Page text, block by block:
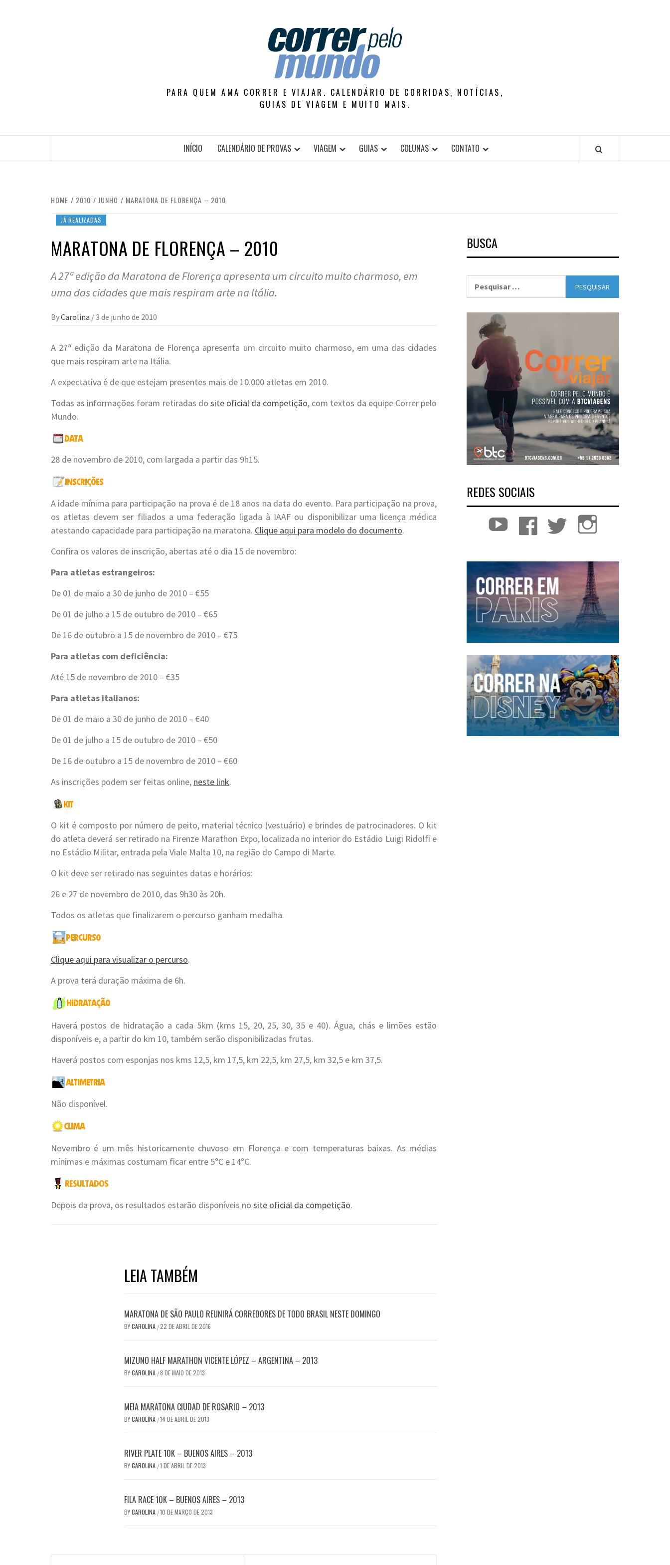
PARA QUEM AMA CORRER E VIAJAR. CALENDÁRIO DE CORRIDAS, NOTÍCIAS,
GUIAS DE VIAGEM E MUITO MAIS.
INÍCIO CALENDÁRIO DE PROVAS VIAGEM GUIAS COLUNAS CONTATO
HOME 2010 JUNHO MARATONA DE FLORENÇA – 2010
JÁ REALIZADAS
MARATONA DE FLORENÇA – 2010
A 27ª edição da Maratona de Florença apresenta um circuito muito charmoso, em
uma das cidades que mais respiram arte na Itália.
ByCarolina / 3 de junho de 2010
A 27ª edição da Maratona de Florença apresenta um circuito muito charmoso, em uma das cidades
que mais respiram arte na Itália.
A expectativa é de que estejam presentes mais de 10.000 atletas em 2010.
Todas as informações foram retiradas do site oficial da competição, com textos da equipe Correr pelo
Mundo.
28 de novembro de 2010, com largada a partir das 9h15.
A idade mínima para participação na prova é de 18 anos na data do evento. Para participação na prova,
os atletas devem ser filiados a uma federação ligada à IAAF ou disponibilizar uma licença médica
atestando capacidade para participação na maratona. Clique aqui para modelo do documento.
Confira os valores de inscrição, abertas até o dia 15 de novembro:
Para atletas estrangeiros:
De 01 de maio a 30 de junho de 2010 – €55
De 01 de julho a 15 de outubro de 2010 – €65
De 16 de outubro a 15 de novembro de 2010 – €75
Para atletas com deficiência:
Até 15 de novembro de 2010 – €35
Para atletas italianos:
De 01 de maio a 30 de junho de 2010 – €40
De 01 de julho a 15 de outubro de 2010 – €50
De 16 de outubro a 15 de novembro de 2010 – €60
As inscrições podem ser feitas online, neste link.
O kit é composto por número de peito, material técnico (vestuário) e brindes de patrocinadores. O kit
do atleta deverá ser retirado na Firenze Marathon Expo, localizada no interior do Estádio Luigi Ridolfi e
no Estádio Militar, entrada pela Viale Malta 10, na região do Campo di Marte.
O kit deve ser retirado nas seguintes datas e horários:
26 e 27 de novembro de 2010, das 9h30 às 20h.
Todos os atletas que finalizarem o percurso ganham medalha.
Clique aqui para visualizar o percurso.
A prova terá duração máxima de 6h.
Haverá postos de hidratação a cada 5km (kms 15, 20, 25, 30, 35 e 40). Água, chás e limões estão
disponíveis e, a partir do km 10, também serão disponibilizadas frutas.
Haverá postos com esponjas nos kms 12,5, km 17,5, km 22,5, km 27,5, km 32,5 e km 37,5.
Não disponível.
Novembro é um mês historicamente chuvoso em Florença e com temperaturas baixas. As médias
mínimas e máximas costumam ficar entre 5°C e 14°C.
Depois da prova, os resultados estarão disponíveis no site oficial da competição.
LEIA TAMBÉM
MARATONA DE SÃO PAULO REUNIRÁ CORREDORES DE TODO BRASIL NESTE DOMINGO
BYCAROLINA /22 DE ABRIL DE 2016
MIZUNO HALF MARATHON VICENTE LÓPEZ – ARGENTINA – 2013
BYCAROLINA /8 DE MAIO DE 2013
MEIA MARATONA CIUDAD DE ROSARIO – 2013
BYCAROLINA /14 DE ABRIL DE 2013
RIVER PLATE 10K – BUENOS AIRES – 2013
BYCAROLINA /1 DE ABRIL DE 2013
FILA RACE 10K – BUENOS AIRES – 2013
BYCAROLINA /10 DE MARÇO DE 2013
BUSCA
REDES SOCIAIS
YouTube Facebook Twitter